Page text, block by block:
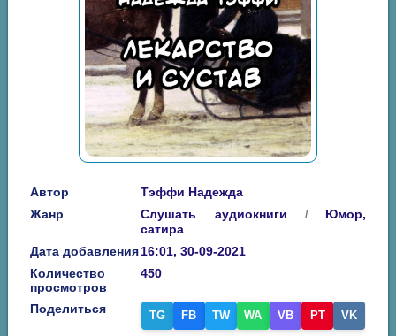
Автор
Тэффи Надежда
Жанр
Слушать аудиокниги /
Юмор,
сатира
Дата добавления16:01, 30-09-2021
Количество
просмотров
450
Поделиться TG FB TW WA VB PT VK